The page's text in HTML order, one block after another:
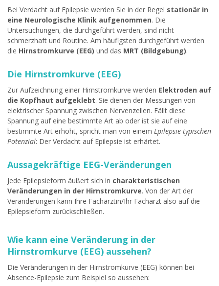
Bei Verdacht auf Epilepsie werden Sie in der Regel stationär in
eine Neurologische Klinik aufgenommen. Die
Untersuchungen, die durchgeführt werden, sind nicht
schmerzhaft und Routine. Am häufigsten durchgeführt werden
die Hirnstromkurve (EEG) und das MRT (Bildgebung).
Die Hirnstromkurve (EEG)
Zur Aufzeichnung einer Hirnstromkurve werden Elektroden auf
die Kopfhaut aufgeklebt. Sie dienen der Messungen von
elektrischer Spannung zwischen Nervenzellen. Fällt diese
Spannung auf eine bestimmte Art ab oder ist sie auf eine
bestimmte Art erhöht, spricht man von einem Epilepsie-typischen
Potenzial: Der Verdacht auf Epilepsie ist erhärtet.
Aussagekräftige EEG-Veränderungen
Jede Epilepsieform äußert sich in charakteristischen
Veränderungen in der Hirnstromkurve. Von der Art der
Veränderungen kann Ihre Fachärztin/Ihr Facharzt also auf die
Epilepsieform zurückschließen.
Wie kann eine Veränderung in der
Hirnstromkurve (EEG) aussehen?
Die Veränderungen in der Hirnstromkurve (EEG) können bei
Absence-Epilepsie zum Beispiel so aussehen: